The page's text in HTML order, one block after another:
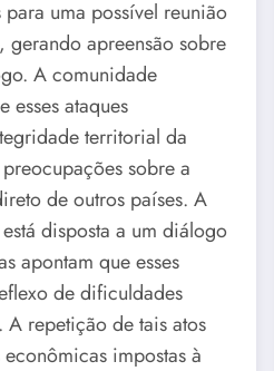
uma possível reunião
gerando apreensão sobre
A comunidade
esses ataques
territorial da
sobre a
de outros países. A
disposta a um diálogo
apontam que esses
de dificuldades
A repetição de tais atos
impostas à